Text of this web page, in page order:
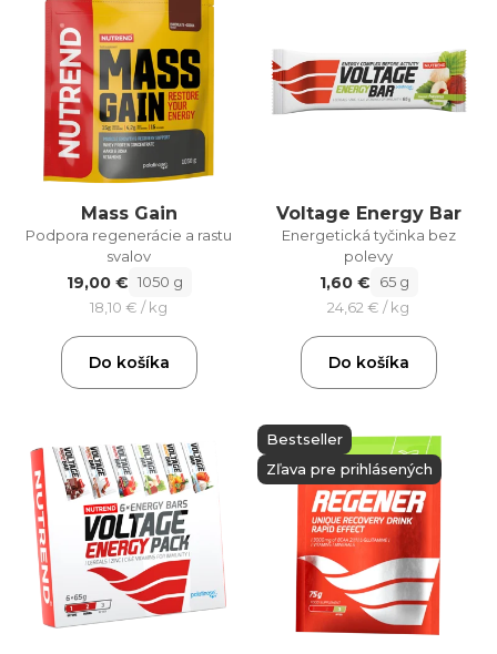
Mass Gain
Podpora regenerácie a rastu
svalov
19,00 € 1050 g
18,10 € / kg
Do košíka
Voltage Energy Bar
Energetická tyčinka bez
polevy
1,60 €
65 g
24,62 € / kg
Do košíka
Bestseller
Zľava pre prihlásených